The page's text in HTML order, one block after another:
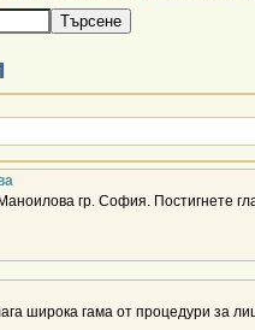
гр. София. Постигнете
широка гама от процедури за